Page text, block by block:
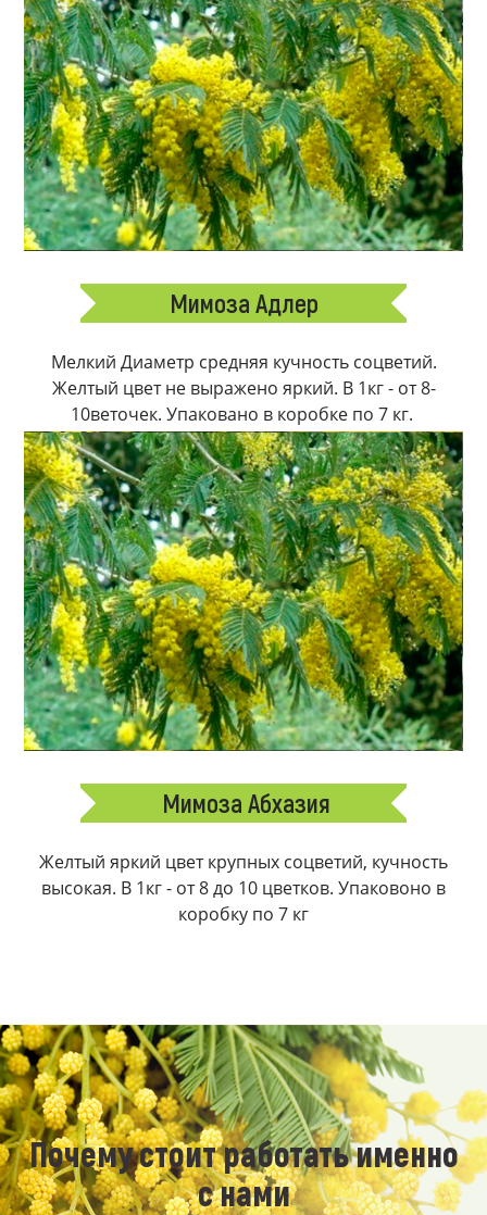
Мимоза Адлер
Мелкий Диаметр средняя кучность соцветий.
Желтый цвет не выражено яркий. В 1кг - от 8-
10веточек. Упаковано в коробке по 7 кг.
Мимоза Абхазия
Желтый яркий цвет крупных соцветий, кучность
высокая. В 1кг - от 8 до 10 цветков. Упаковоно в
коробку по 7 кг
Почему стоит работать именно
с нами